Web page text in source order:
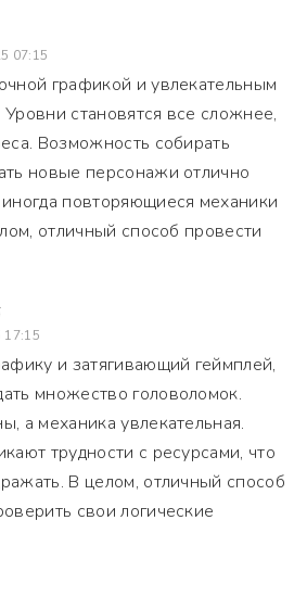
07:15
графикой и увлекательным
становятся все сложнее,
Возможность собирать
новые персонажи отлично
повторяющиеся механики
отличный способ провести
17:15
и затягивающий геймплей,
множество головоломок.
а механика увлекательная.
трудности с ресурсами, что
В целом, отличный способ
свои логические